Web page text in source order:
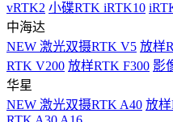
vRTK2 小碟RTK iRTK10
中海达
NEW 激光双摄RTK V5 放样
RTK V200 放样RTK F300 影
华星
NEW 激光双摄RTK A40 放样